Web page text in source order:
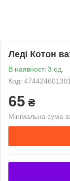
Леді Котон
В наявності 3 од.
Код:
65 ₴
Мінімальна сума